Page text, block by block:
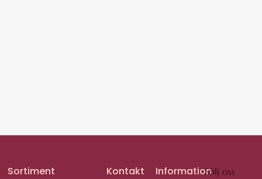
Sortiment Kontakt InformationFölj oss